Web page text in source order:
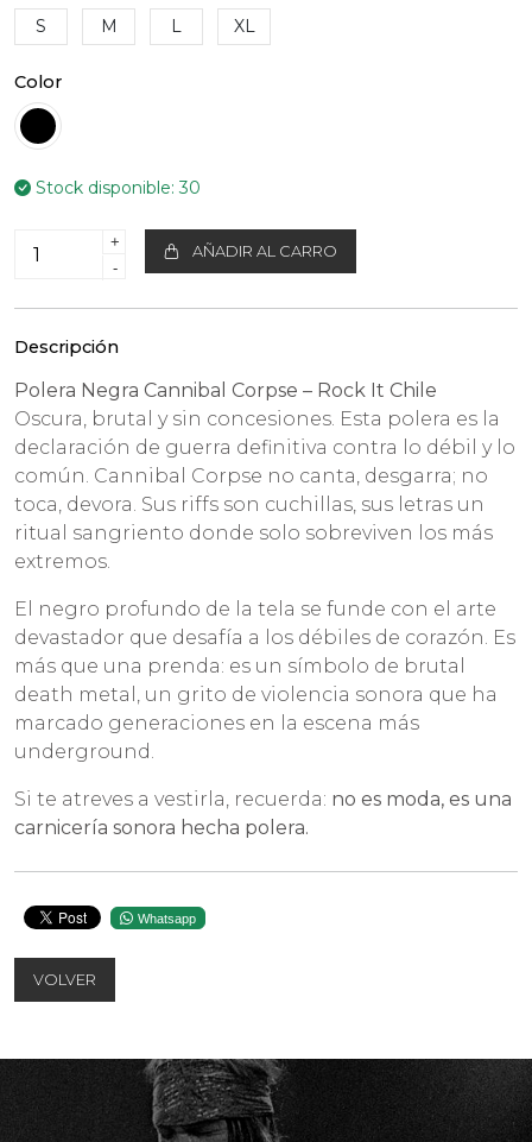
S
M L XL
Color
Stock disponible:30
+
-
AÑADIR AL CARRO
Descripción
Polera Negra Cannibal Corpse – Rock It Chile
Oscura, brutal y sin concesiones. Esta polera es la
declaración de guerra definitiva contra lo débil y lo
común. Cannibal Corpse no canta, desgarra; no
toca, devora. Sus riffs son cuchillas, sus letras un
ritual sangriento donde solo sobreviven los más
extremos.
El negro profundo de la tela se funde con el arte
devastador que desafía a los débiles de corazón. Es
más que una prenda: es un símbolo de brutal
death metal, un grito de violencia sonora que ha
marcado generaciones en la escena más
underground.
Si te atreves a vestirla, recuerda: no es moda, es una
carnicería sonora hecha polera.
Whatsapp
VOLVER